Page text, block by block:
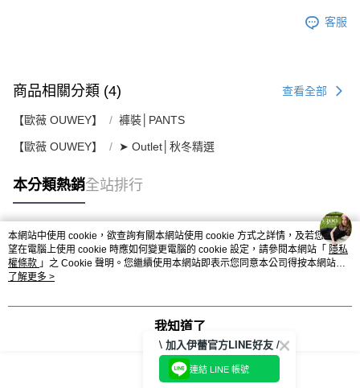
客服
商品相關分類 (4) 查看全部
【歐薇 OUWEY】 褲裝│PANTS
【歐薇 OUWEY】 ➤ Outlet│秋冬精選
本分類熱銷全站排行
熱門標籤
本網站中使用 cookie，欲查詢有關本網站使用 cookie 方式之詳情，及若您不希
望在電腦上使用 cookie 時應如何變更電腦的 cookie 設定，請參閱本網站「 隱私
權條款 」之 Cookie 聲明。您繼續使用本網站即表示您同意本公司得按本網站使
用條款之 Cookie 聲明使用 cookie。
了解更多 >
我知道了
\ 加入伊蕾官方LINE好友 /
連結 LINE 帳號